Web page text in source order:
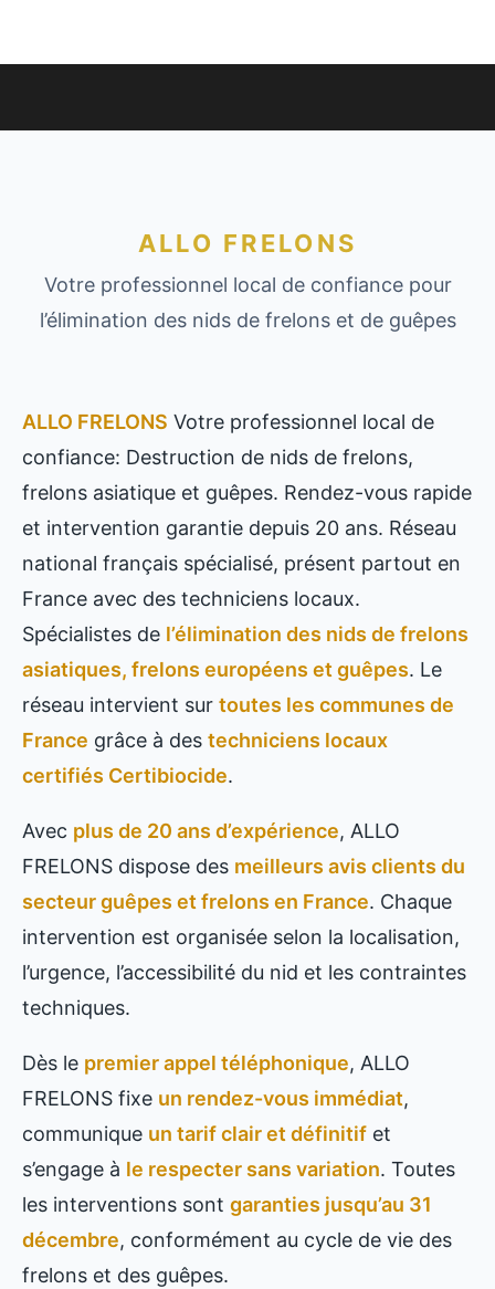
ALLO FRELONS
Votre professionnel local de confiance pour
l’élimination des nids de frelons et de guêpes
ALLO FRELONS Votre professionnel local de
confiance: Destruction de nids de frelons,
frelons asiatique et guêpes. Rendez-vous rapide
et intervention garantie depuis 20 ans. Réseau
national français spécialisé, présent partout en
France avec des techniciens locaux.
Spécialistes de l’élimination des nids de frelons
asiatiques, frelons européens et guêpes. Le
réseau intervient sur toutes les communes de
France grâce à des techniciens locaux
certifiés Certibiocide.
Avec plus de 20 ans d’expérience, ALLO
FRELONS dispose des meilleurs avis clients du
secteur guêpes et frelons en France. Chaque
intervention est organisée selon la localisation,
l’urgence, l’accessibilité du nid et les contraintes
techniques.
Dès le premier appel téléphonique, ALLO
FRELONS fixe un rendez-vous immédiat,
communique un tarif clair et définitif et
s’engage à le respecter sans variation. Toutes
les interventions sont garanties jusqu’au 31
décembre, conformément au cycle de vie des
frelons et des guêpes.